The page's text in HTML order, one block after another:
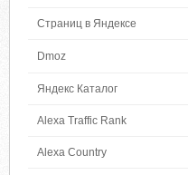
Страниц в Яндексе
Dmoz
Яндекс Каталог
Alexa Traffic Rank
Alexa Country